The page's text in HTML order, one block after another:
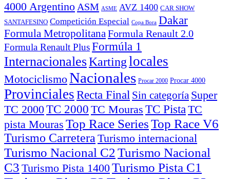
4000 Argentino ASM ASME AVZ 1400 CAR SHOW
SANTAFESINO Competición Especial Copa Bora Dakar
Formula MetropolitanaFormula Renault 2.0
Formula Renault PlusFormúla 1
InternacionalesKartinglocales
MotociclismoNacionales Procar 2000 Procar 4000
Provinciales Recta Final Sin categoría Super
TC 2000TC 2000 TC Mouras TC PistaTC
pista Mouras Top Race Series
Turismo CarreteraTurismo internacional
Turismo Nacional C2Turismo Nacional
C3 Turismo Pista 1400Turismo Pista C1